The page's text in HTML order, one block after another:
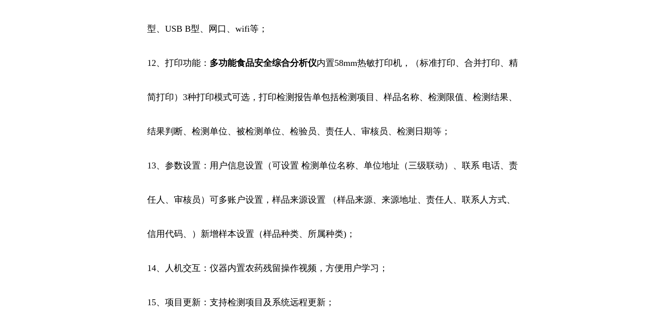
型、USB B型、网口、wifi等；
12、打印功能： 多功能食品安全综合分析仪内置58mm热敏打印机，（标准打印、合并打印、精
简打印）3种打印模式可选，打印检测报告单包括检测项目、样品名称、检测限值、检测结果、
结果判断、检测单位、被检测单位、检验员、责任人、审核员、检测日期等；
13、参数设置：用户信息设置（可设置 检测单位名称、单位地址（三级联动）、联系 电话、责
任人、审核员）可多账户设置，样品来源设置 （样品来源、来源地址、责任人、联系人方式、
信用代码、）新增样本设置（样品种类、所属种类)；
14、人机交互：仪器内置农药残留操作视频，方便用户学习；
15、项目更新：支持检测项目及系统远程更新；